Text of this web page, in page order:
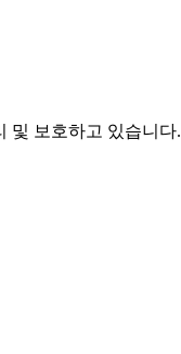
및 보호하고 있습니다.